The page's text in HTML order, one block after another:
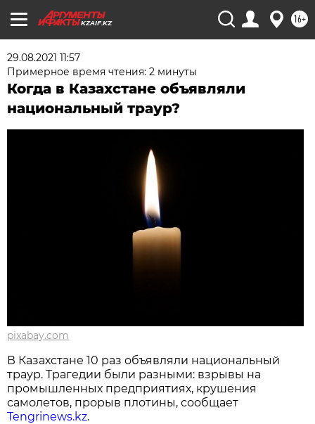
KZAIF.KZ 16+
29.08.2021 11:57
Примерное время чтения: 2 минуты
Когда в Казахстане объявляли
национальный траур?
pixabay.com
В Казахстане 10 раз объявляли национальный
траур. Трагедии были разными: взрывы на
промышленных предприятиях, крушения
самолетов, прорыв плотины, сообщает
Tengrinews.kz.